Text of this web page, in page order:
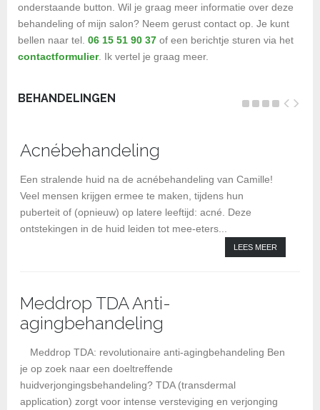
onderstaande button. Wil je graag meer informatie over deze
behandeling of mijn salon? Neem gerust contact op. Je kunt
bellen naar tel. 06 15 51 90 37 of een berichtje sturen via het
contactformulier. Ik vertel je graag meer.
BEHANDELINGEN
Acnébehandeling
Een stralende huid na de acnébehandeling van Camille!
Veel mensen krijgen ermee te maken, tijdens hun
puberteit of (opnieuw) op latere leeftijd: acné. Deze
ontstekingen in de huid leiden tot mee-eters...
LEES MEER
Meddrop TDA Anti-
agingbehandeling
Meddrop TDA: revolutionaire anti-agingbehandeling Ben
je op zoek naar een doeltreffende
huidverjongingsbehandeling? TDA (transdermal
application) zorgt voor intense versteviging en verjonging